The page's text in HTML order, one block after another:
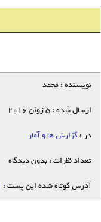
نویسنده : محمد
ارسال شده : 5 ژوئن 2016
در :گزارش ها و آمار
تعداد نظرات : بدون دیدگاه
آدرس کوتاه شده این پست :